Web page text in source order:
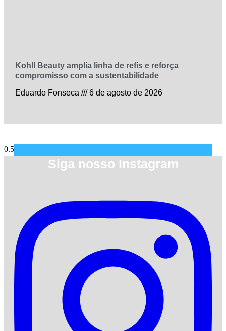
Kohll Beauty amplia linha de refis e reforça
compromisso com a sustentabilidade
Eduardo Fonseca
6 de agosto de 2026
Siga nosso Instagram